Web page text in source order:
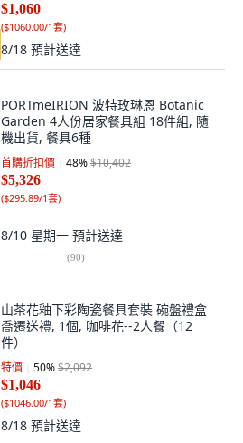
$1,060
($1060.00/1套)
8/18 預計送達
PORTmeIRION 波特玫琳恩 Botanic
Garden 4人份居家餐具組 18件組, 隨
機出貨, 餐具6種
首購折扣價 48%$10,402
$5,326
($295.89/1套)
8/10 星期一 預計送達
(90)
山茶花釉下彩陶瓷餐具套裝 碗盤禮盒
喬遷送禮, 1個, 咖啡花--2人餐（12
件）
特價 50%$2,092
$1,046
($1046.00/1套)
8/18 預計送達